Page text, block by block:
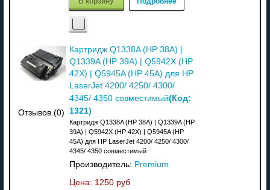
Отзывов (0)
Картридж Q1338A (HP 38A) |
Q1339A (HP 39A) | Q5942X (HP
42X) | Q5945A (HP 45A) для HP
LaserJet 4200/ 4250/ 4300/
4345/ 4350 совместимый(Код:
1321)
Картридж Q1338A (HP 38A) | Q1339A (HP
39A) | Q5942X (HP 42X) | Q5945A (HP
45A) для HP LaserJet 4200/ 4250/ 4300/
4345/ 4350 совместимый
Производитель: Premium
Цена: 1250 руб